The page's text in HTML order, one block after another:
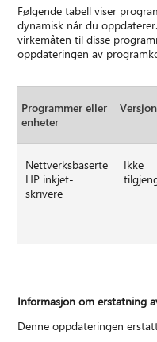
Følgende tabell viser
dynamisk når du
virkemåten til disse
oppdateringen av
Programmer eller
enheter
Versjon
Nettverksbaserte
HP inkjet-
skrivere
Ikke
Informasjon om erstatning
Denne oppdateringen